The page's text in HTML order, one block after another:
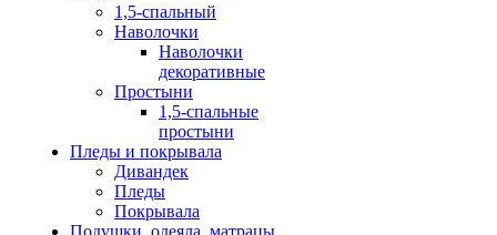
1,5-спальный
Наволочки
Наволочки
декоративные
Простыни
1,5-спальные
простыни
Пледы и покрывала
Дивандек
Пледы
Покрывала
Подушки, одеяла, матрацы,